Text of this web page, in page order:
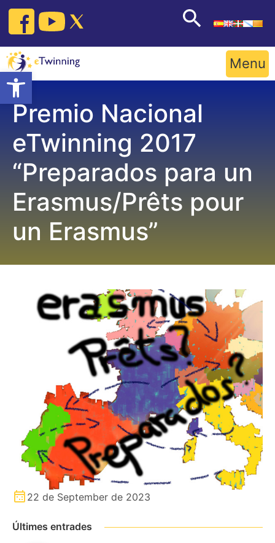
Open toolbar
Skip
content
Menu
Premio Nacional
eTwinning 2017
“Preparados para un
Erasmus/Prêts pour
un Erasmus”
22 de September de 2023
Últimes entrades